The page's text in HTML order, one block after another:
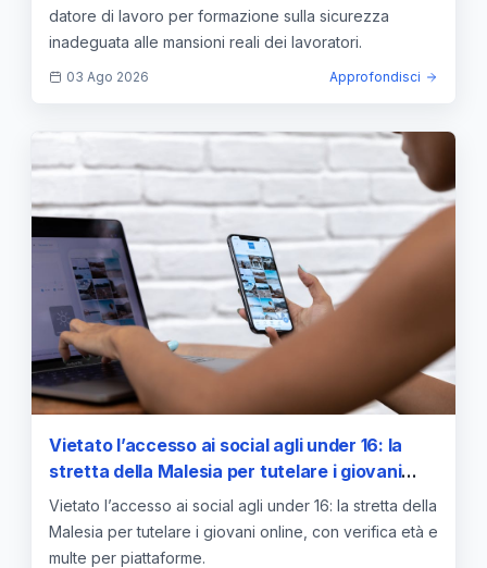
datore di lavoro per formazione sulla sicurezza
inadeguata alle mansioni reali dei lavoratori.
03 Ago 2026 Approfondisci
Vietato l’accesso ai social agli under 16: la
stretta della Malesia per tutelare i giovani
online — approfondimento e guida
Vietato l’accesso ai social agli under 16: la stretta della
Malesia per tutelare i giovani online, con verifica età e
multe per piattaforme.